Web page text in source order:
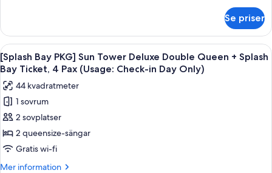
Deluxe
Double
Queen
(Obstructed
View)
Kitchen
2nd
session]
Forest
Tower
Business
Deluxe
Double
Queen
(Obstructed
Se priser
Öppna
alla
foton
för
[Splash
Bay
PKG]
Sun
Tower
Ett hotellrum med två sängar, ett
5
[Splash Bay PKG] Sun Tower Deluxe Double Queen + Splash
Bay Ticket, 4 Pax (Usage: Check-in Day Only)
44 kvadratmeter
1 sovrum
2 sovplatser
2 queensize-sängar
Gratis wi-fi
Mer information
Mer